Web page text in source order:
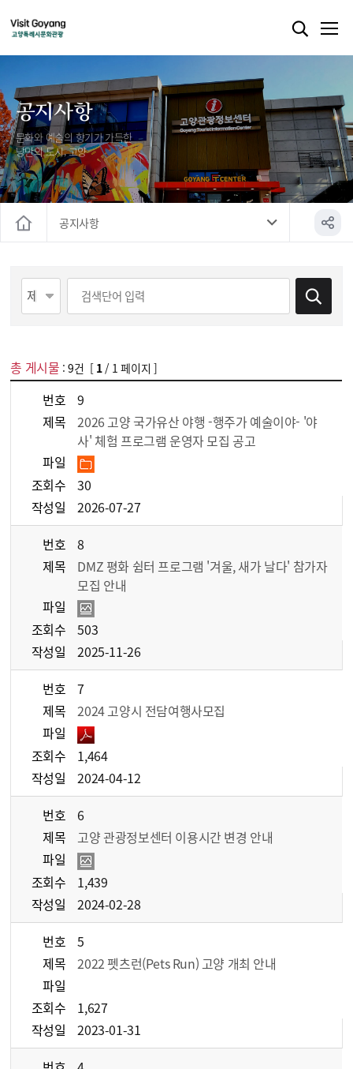
공지사항
문화와 예술의 향기가 가득한
낭만의 도시, 고양
공지사항
총 게시물 :9건 [ 1/ 1 페이지 ]
번호
9
제목
2026 고양 국가유산 야행 -행주가 예술이야- '야
사' 체험 프로그램 운영자 모집 공고
파일
조회수
30
작성일
2026-07-27
번호
8
제목
DMZ 평화 쉼터 프로그램 '겨울, 새가 날다' 참가자
모집 안내
파일
조회수
503
작성일
2025-11-26
번호
7
제목
2024 고양시 전담여행사모집
파일
조회수
1,464
작성일
2024-04-12
번호
6
제목
고양 관광정보센터 이용시간 변경 안내
파일
조회수
1,439
작성일
2024-02-28
번호
5
제목
2022 펫츠런(Pets Run) 고양 개최 안내
파일
조회수
1,627
작성일
2023-01-31